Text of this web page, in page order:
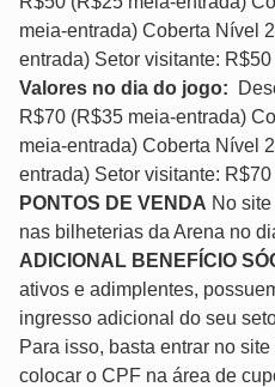
meia-entrada) Coberta Nível
entrada) Setor visitante:
Valores no dia do jogo:
R$70 (R$35 meia-entrada)
meia-entrada) Coberta Nível
entrada) Setor visitante:
PONTOS DE VENDA No
nas bilheterias da Arena no
ADICIONAL BENEFÍCIO
ativos e adimplentes,
ingresso adicional do seu
Para isso, basta entrar no
colocar o CPF na área de